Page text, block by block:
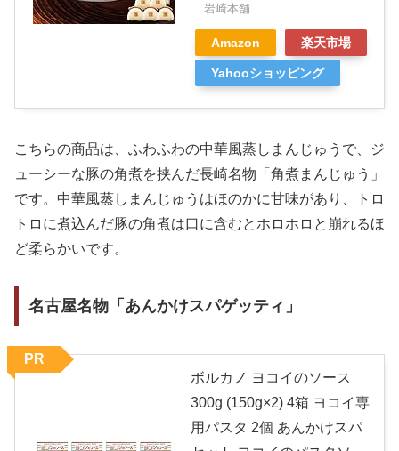
岩崎本舗
Amazon 楽天市場
Yahooショッピング
こちらの商品は、ふわふわの中華風蒸しまんじゅうで、ジ
ューシーな豚の角煮を挟んだ長崎名物「角煮まんじゅう」
です。中華風蒸しまんじゅうはほのかに甘味があり、トロ
トロに煮込んだ豚の角煮は口に含むとホロホロと崩れるほ
ど柔らかいです。
名古屋名物「あんかけスパゲッティ」
ボルカノ ヨコイのソース
300g (150g×2) 4箱 ヨコイ専
用パスタ 2個 あんかけスパ
PR